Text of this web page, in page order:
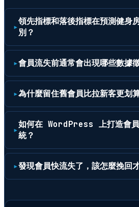
領先指標和落後指標在預測健身
別？
會員流失前通常會出現哪些數據
為什麼留住舊會員比拉新客更划
如何在 WordPress 上打造會員
統？
發現會員快流失了，該怎麼挽回